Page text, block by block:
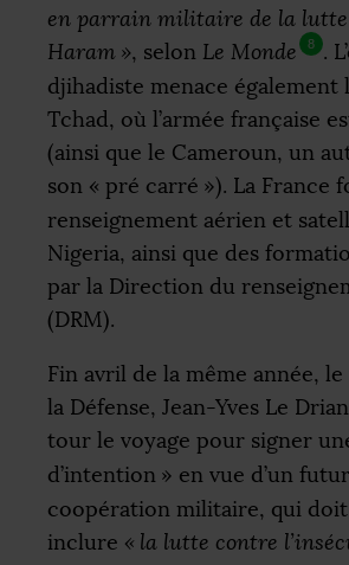
en parrain militaire de la lutte
Haram », selon Le Monde 8
.
djihadiste menace également
Tchad, où l’armée française
(ainsi que le Cameroun, un
son « pré carré »). La France
renseignement aérien et
Nigeria, ainsi que des
par la Direction du
(DRM).
Fin avril de la même année,
la Défense, Jean-Yves Le
tour le voyage pour signer
d’intention » en vue d’un
coopération militaire, qui
inclure « la lutte contre